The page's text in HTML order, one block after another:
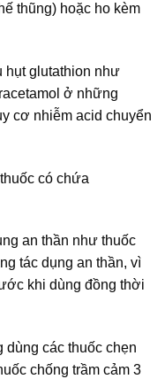
thũng) hoặc ho kèm
hụt glutathion như
ở những
cơ nhiễm acid chuyển
có chứa
an thần như thuốc
tác dụng an thần, vì
khi dùng đồng thời
dùng các thuốc chẹn
chống trầm cảm 3